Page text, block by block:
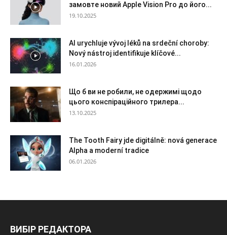
замовте новий Apple Vision Pro до його...
19.10.2025
AI urychluje vývoj léků na srdeční choroby:
Nový nástroj identifikuje klíčové...
16.01.2026
Що б ви не робили, не одержимі щодо
цього конспіраційного трилера...
13.10.2025
The Tooth Fairy jde digitálně: nová generace
Alpha a moderní tradice
06.01.2026
ВИБІР РЕДАКТОРА